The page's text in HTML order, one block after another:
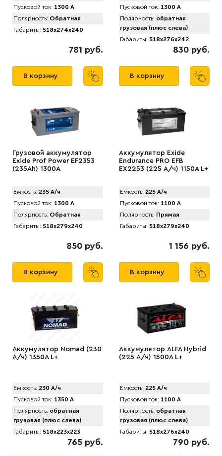
Пусковой ток: 1300 А
Полярность: Обратная
Габариты: 518x274x240
781 руб.
В корзину
Пусковой ток: 1300 А
Полярность: обратная
грузовая (плюс слева)
Габариты: 518x276x242
830 руб.
В корзину
Грузовой аккумулятор
Exide Prof Power EF2353
(235Ah) 1300A
Емкость: 235 А/ч
Пусковой ток: 1300 А
Полярность: Обратная
Габариты: 518x279x240
850 руб.
В корзину
Аккумулятор Exide
Endurance PRO EFB
EX2253 (225 А/ч) 1150А L+
Емкость: 225 А/ч
Пусковой ток: 1100 А
Полярность: Прямая
Габариты: 518x279x240
1 156 руб.
В корзину
Аккумулятор Nomad (230
А/ч) 1350A L+
Емкость: 230 А/ч
Пусковой ток: 1350 А
Полярность: обратная
грузовая (плюс слева)
Габариты: 518x223x223
765 руб.
Аккумулятор АLFA Hybrid
(225 А/ч) 1500A L+
Емкость: 225 А/ч
Пусковой ток: 1100 А
Полярность: обратная
грузовая (плюс слева)
Габариты: 518x276x240
790 руб.